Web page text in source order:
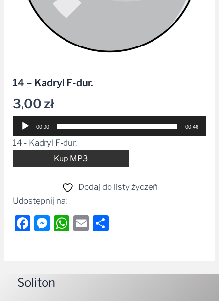
14 – Kadryl F-dur.
3,00zł
Odtwarzacz
plików
dźwiękowych
00:00 00:46
14 - Kadryl F-dur.
Kup MP3
Dodaj do listy życzeń
Udostępnij na:
Facebook
Messenger
WhatsApp
Email
Soliton